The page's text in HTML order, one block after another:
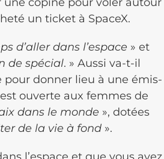
un ticket à SpaceX.
d’al­ler dans l’es­pace » et
de spécial. » Aussi va-t-il
pour donner lieu à une émis­
ouverte aux femmes de
dans le monde », dotées
de la vie à fond ».